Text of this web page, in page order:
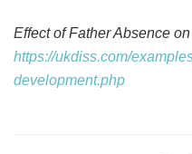
Effect of Father Absence
https://ukdiss.com/
development.php